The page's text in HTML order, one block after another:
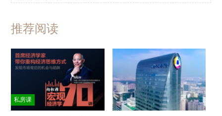
推荐阅读
私房课